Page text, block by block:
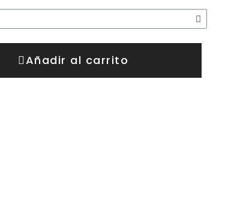
Añadir al carrito